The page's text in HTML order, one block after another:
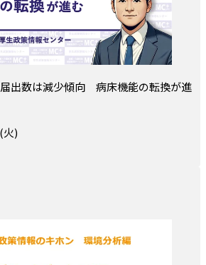
出数は減少傾向 病床機能の転換が進
火)